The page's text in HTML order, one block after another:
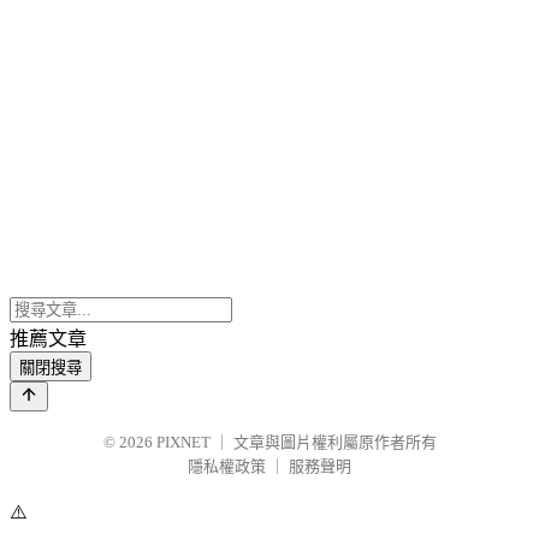
推薦文章
關閉搜尋
© 2026 PIXNET
文章與圖片權利屬原作者所有
隱私權政策
服務聲明
⚠️